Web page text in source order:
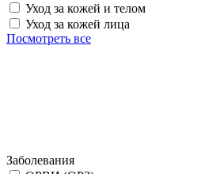
Уход за кожей и телом
Уход за кожей лица
Посмотреть все
Заболевания